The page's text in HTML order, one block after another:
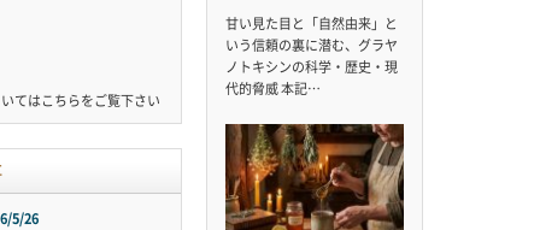
てはこちらをご覧下さい
5/26
甘い見た目と「自然由来」と
いう信頼の裏に潜む、グラヤ
ノトキシンの科学・歴史・現
代的脅威 本記…